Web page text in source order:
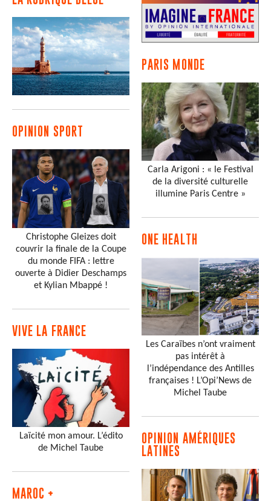
OPINION SPORT
Christophe Gleizes doit
couvrir la finale de la Coupe
du monde FIFA : lettre
ouverte à Didier Deschamps
et Kylian Mbappé !
VIVE LA FRANCE
Laïcité mon amour. L’édito
de Michel Taube
MAROC +
PARIS MONDE
Carla Arigoni : « le Festival
de la diversité culturelle
illumine Paris Centre »
ONE HEALTH
Les Caraïbes n’ont vraiment
pas intérêt à
l’indépendance des Antilles
françaises ! L’Opi’News de
Michel Taube
OPINION AMÉRIQUES
LATINES